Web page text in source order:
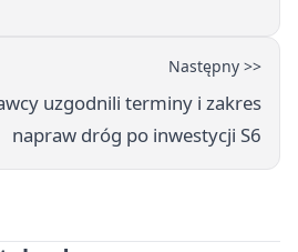
Następny >>
uzgodnili terminy i zakres
napraw dróg po inwestycji S6